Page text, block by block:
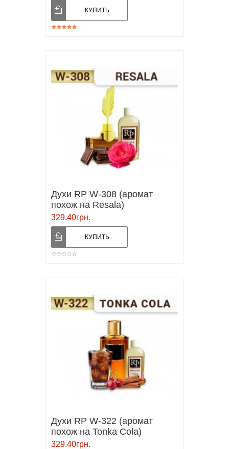
Духи RP W-308 (аромат
похож на Resala)
329.40грн.
Духи RP W-322 (аромат
похож на Tonka Cola)
329.40грн.